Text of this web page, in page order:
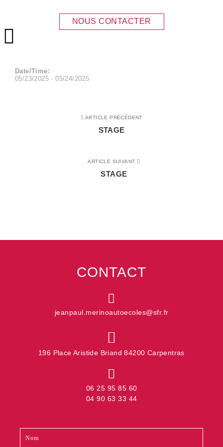
Menu principal
NOUS CONTACTER
STAGE
Date/Time:
05/23/2025 - 05/24/2025
ARTICLE PRÉCÉDENT
STAGE
ARTICLE SUIVANT
STAGE
CONTACT
jeanpaul.merinoautoecoles@sfr.fr
196 Place Aristide Briand 84200 Carpentras
06 25 95 85 60
04 90 63 33 44
footer
vous